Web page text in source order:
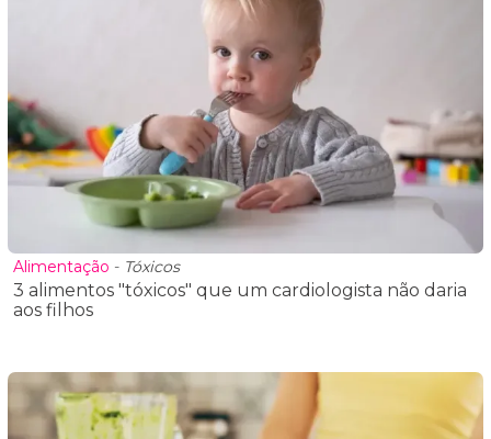
Alimentação - Tóxicos
3 alimentos "tóxicos" que um cardiologista não daria
aos filhos